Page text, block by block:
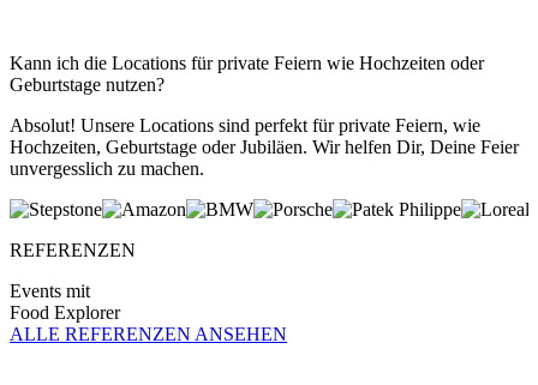
Kann ich die Locations für private Feiern wie Hochzeiten oder
Geburtstage nutzen?
Absolut! Unsere Locations sind perfekt für private Feiern, wie
Hochzeiten, Geburtstage oder Jubiläen. Wir helfen Dir, Deine Feier
unvergesslich zu machen.
REFERENZEN
Events mit
Food Explorer
ALLE REFERENZEN ANSEHEN